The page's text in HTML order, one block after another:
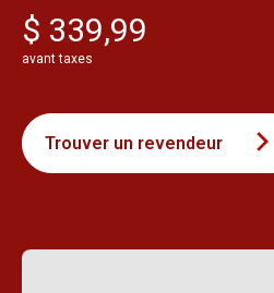
$ 339,99
avant taxes
Trouver un revendeur